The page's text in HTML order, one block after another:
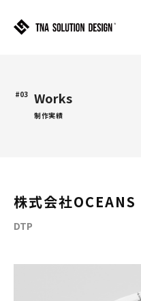
#03 Works
制作実績
株式会社OCEANS
DTP